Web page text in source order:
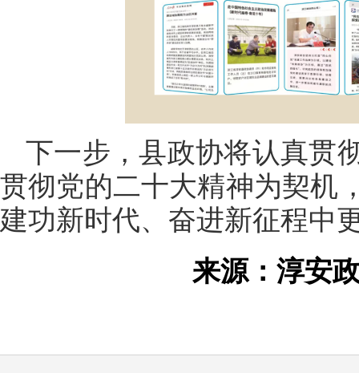
下一步，县政协将认真贯
贯彻党的二十大精神为契机
建功新时代、奋进新征程中
来源：淳